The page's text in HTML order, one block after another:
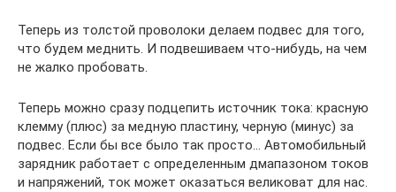
Теперь из толстой проволоки делаем подвес для того,
что будем меднить. И подвешиваем что-нибудь, на чем
не жалко пробовать.
Теперь можно сразу подцепить источник тока: красную
клемму (плюс) за медную пластину, черную (минус) за
подвес. Если бы все было так просто… Автомобильный
зарядник работает с определенным дмапазоном токов
и напряжений, ток может оказаться великоват для нас.